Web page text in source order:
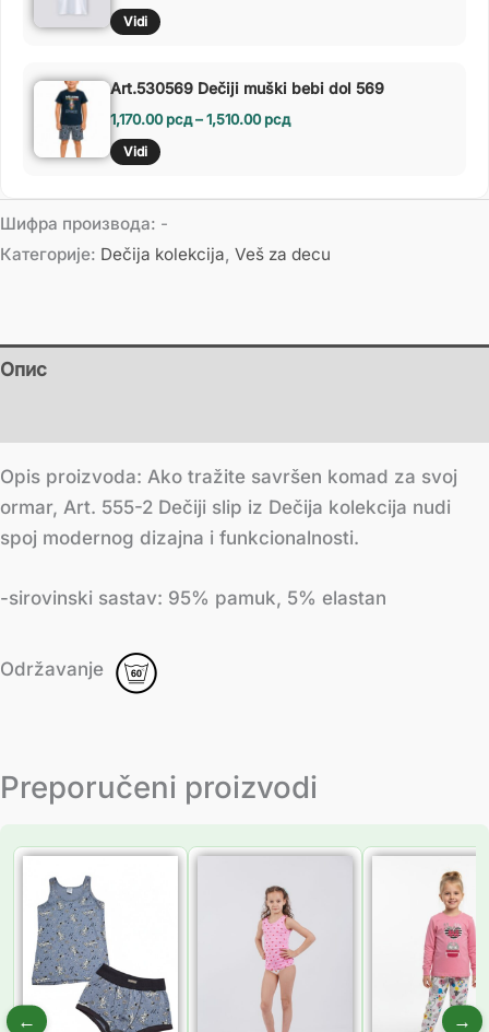
Vidi
Art.530569 Dečiji muški bebi dol 569
1,170.00рсд–1,510.00рсд
Vidi
Шифра производа: -
Категорије: Dečija kolekcija, Veš za decu
Опис
Opis proizvoda: Ako tražite savršen komad za svoj
ormar, Art. 555-2 Dečiji slip iz Dečija kolekcija nudi
spoj modernog dizajna i funkcionalnosti.
-sirovinski sastav: 95% pamuk, 5% elastan
Održavanje
Preporučeni proizvodi
←
Распон
до
945.00 рсд
Распон
325.00 рсд
до
378.00 рсд
Распон
од
до
→